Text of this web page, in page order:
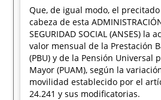
Que, de igual modo, el
cabeza de esta
SEGURIDAD SOCIAL (ANSES) la
valor mensual de la Prestación
(PBU) y de la Pensión Universal
Mayor (PUAM), según la
movilidad establecido por el
24.241 y sus modificatorias.